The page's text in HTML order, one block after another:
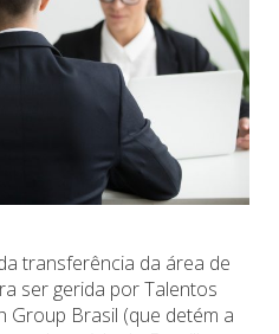
transferência da área de
ser gerida por Talentos
Group Brasil (que detém a